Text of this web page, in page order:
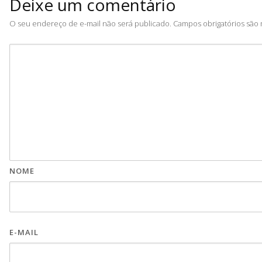
Deixe um comentário
O seu endereço de e-mail não será publicado. Campos obrigatórios
NOME
E-MAIL